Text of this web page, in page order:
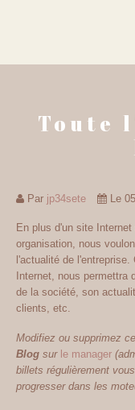
Toute
Par jp34sete Le
En plus d'un site
organisation, nous
l'actualité de
Internet, nous
de la société, son
clients, etc.
Modifiez ou supprimez
Blog sur le manager
billets régulièrement
progresser dans les